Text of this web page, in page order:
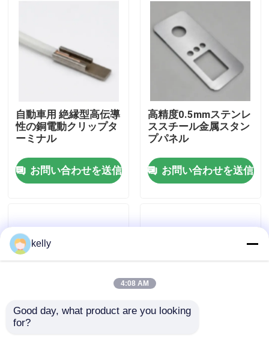
プロダクト
VRショー
私達について
品質管理
ニュース
自動車用 絶縁型高伝導
性の銅電動クリップタ
ーミナル
お問い合わせを送信
高精度0.5mmステンレ
ススチール金属スタン
プパネル
お問い合わせを送信
高寸法精度と耐食性を
kelly
4:08 AM
Good day, what product are you looking
for?